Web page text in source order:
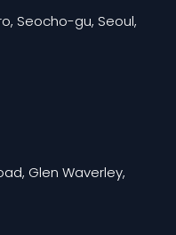
Seocho-gu, Seoul,
Glen Waverley,